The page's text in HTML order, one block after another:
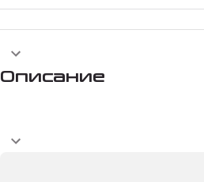
Описание